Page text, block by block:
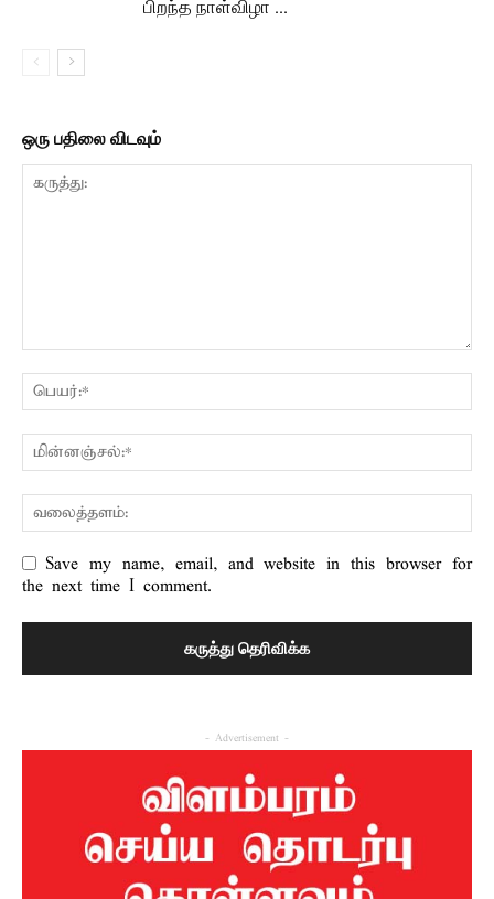
பிறந்த நாள்விழா …
ஒரு பதிலை விடவும்
Save my name, email, and website in this browser for
the next time I comment.
- Advertisement -